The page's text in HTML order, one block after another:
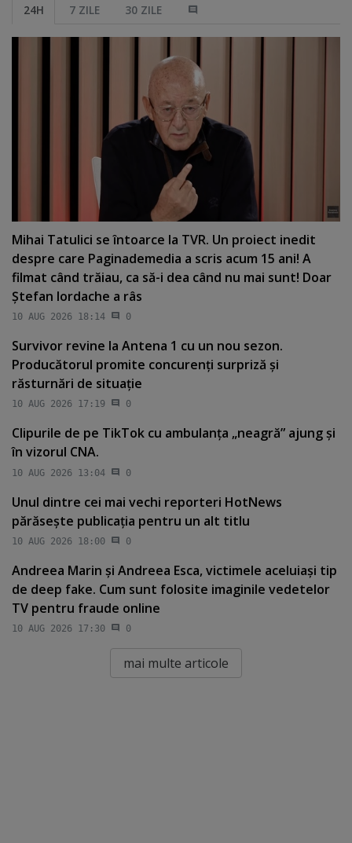
24H 7 ZILE 30 ZILE
Mihai Tatulici se întoarce la TVR. Un proiect inedit
despre care Paginademedia a scris acum 15 ani! A
filmat când trăiau, ca să-i dea când nu mai sunt! Doar
Ştefan Iordache a râs
10 AUG 2026 18:14 0
Survivor revine la Antena 1 cu un nou sezon.
Producătorul promite concurenţi surpriză şi
răsturnări de situaţie
10 AUG 2026 17:19 0
Clipurile de pe TikTok cu ambulanţa „neagră” ajung şi
în vizorul CNA.
10 AUG 2026 13:04 0
Unul dintre cei mai vechi reporteri HotNews
părăseşte publicaţia pentru un alt titlu
10 AUG 2026 18:00 0
Andreea Marin şi Andreea Esca, victimele aceluiaşi tip
de deep fake. Cum sunt folosite imaginile vedetelor
TV pentru fraude online
10 AUG 2026 17:30 0
mai multe articole